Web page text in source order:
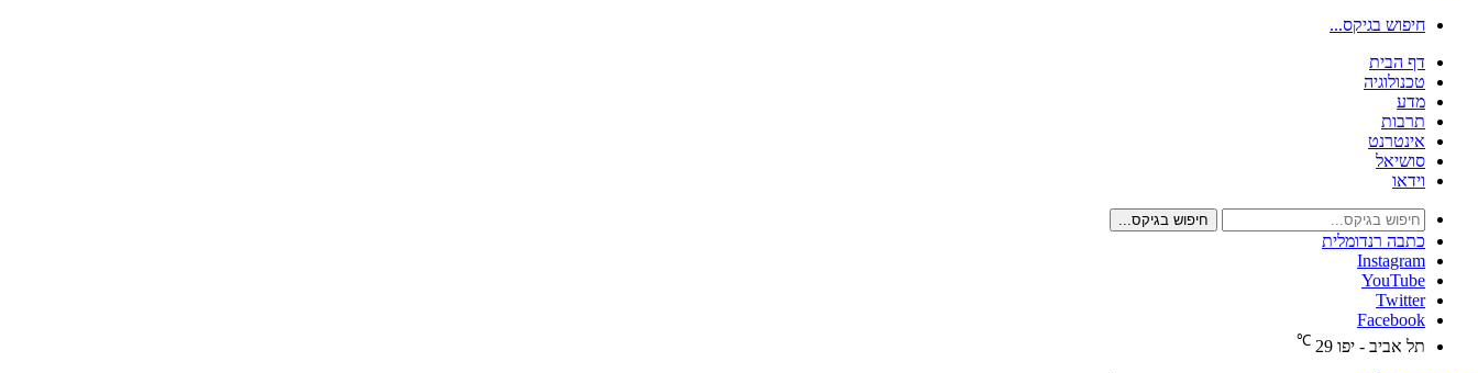
חיפוש בגיקס...
דף הבית
טכנולוגיה
מדע
תרבות
אינטרנט
סושיאל
וידאו
חיפוש בגיקס...
כתבה רנדומלית
Instagram
YouTube
Twitter
Facebook
תל אביב - יפו 29
℃